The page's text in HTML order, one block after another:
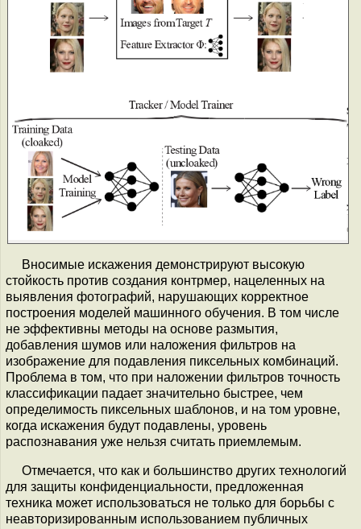
Вносимые искажения демонстрируют высокую
стойкость против создания контрмер, нацеленных на
выявления фотографий, нарушающих корректное
построения моделей машинного обучения. В том числе
не эффективны методы на основе размытия,
добавления шумов или наложения фильтров на
изображение для подавления пиксельных комбинаций.
Проблема в том, что при наложении фильтров точность
классификации падает значительно быстрее, чем
определимость пиксельных шаблонов, и на том уровне,
когда искажения будут подавлены, уровень
распознавания уже нельзя считать приемлемым.
Отмечается, что как и большинство других технологий
для защиты конфиденциальности, предложенная
техника может использоваться не только для борьбы с
неавторизированным использованием публичных